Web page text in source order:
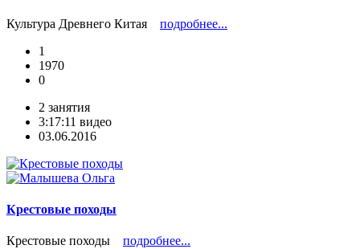
Культура Древнего Китая подробнее...
1
1970
0
2 занятия
3:17:11 видео
03.06.2016
Крестовые походы
Крестовые походы подробнее...